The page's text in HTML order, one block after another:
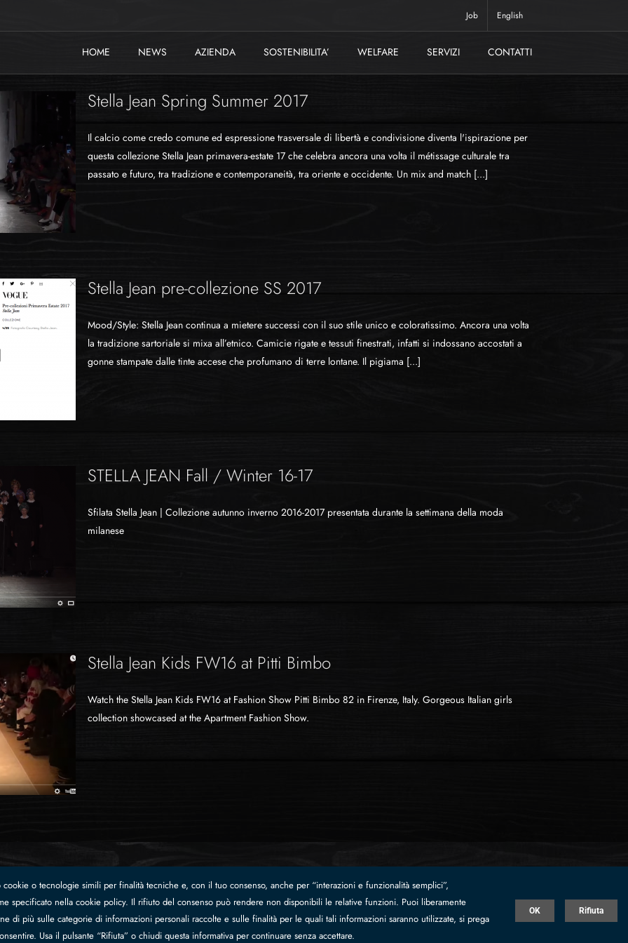
Job English
HOME NEWS AZIENDA SOSTENIBILITA’ WELFARE SERVIZI CONTATTI
Stella Jean Spring Summer 2017
Il calcio come credo comune ed espressione trasversale di libertà e condivisione diventa l'ispirazione per
questa collezione Stella Jean primavera-estate 17 che celebra ancora una volta il métissage culturale tra
passato e futuro, tra tradizione e contemporaneità, tra oriente e occidente. Un mix and match [...]
Stella Jean pre-collezione SS 2017
Mood/Style: Stella Jean continua a mietere successi con il suo stile unico e coloratissimo. Ancora una volta
la tradizione sartoriale si mixa all’etnico. Camicie rigate e tessuti finestrati, infatti si indossano accostati a
gonne stampate dalle tinte accese che profumano di terre lontane. Il pigiama [...]
STELLA JEAN Fall / Winter 16-17
Sfilata Stella Jean | Collezione autunno inverno 2016-2017 presentata durante la settimana della moda
milanese
Stella Jean Kids FW16 at Pitti Bimbo
Watch the Stella Jean Kids FW16 at Fashion Show Pitti Bimbo 82 in Firenze, Italy. Gorgeous Italian girls
collection showcased at the Apartment Fashion Show.
Cesena (FC) Italy - P.IVA 01157090406, Capitale sociale Eur 2.500.000 I.V., REA FC n.179681 |Privacy|Whistleblowing
o tecnologie simili per finalità tecniche e, con il tuo consenso, anche per “interazioni e funzionalità semplici”,
specificato nella cookie policy. Il rifiuto del consenso può rendere non disponibili le relative funzioni. Puoi liberamente
di più sulle categorie di informazioni personali raccolte e sulle finalità per le quali tali informazioni saranno utilizzate, si prega
Usa il pulsante “Rifiuta” o chiudi questa informativa per continuare senza accettare.
OK Rifiuta